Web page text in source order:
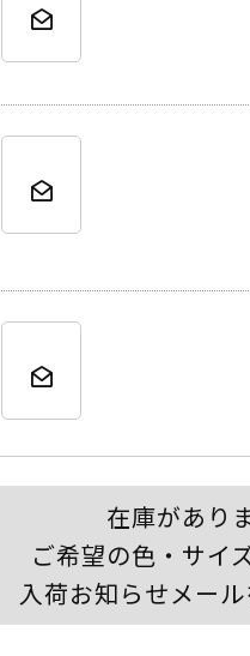
在庫があり
ご希望の色・サイ
入荷お知らせメール